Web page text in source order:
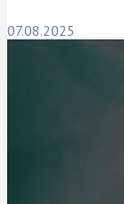
07.08.2025